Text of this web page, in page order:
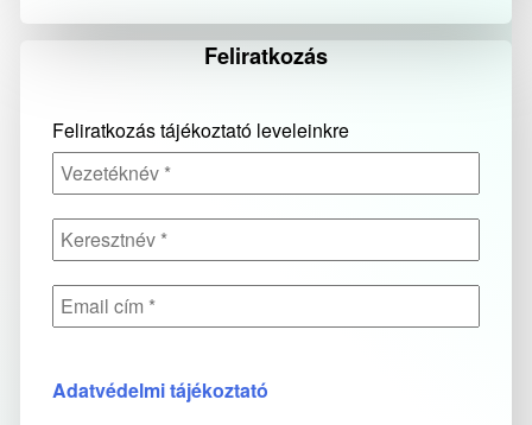
Feliratkozás
Feliratkozás tájékoztató leveleinkre
Adatvédelmi tájékoztató